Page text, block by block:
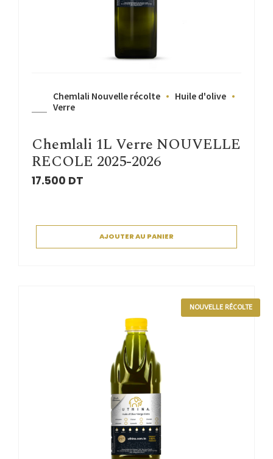
Chemlali Nouvelle récolte
Huile d'olive
Verre
Chemlali 1L Verre NOUVELLE
RECOLE 2025-2026
17.500 DT
AJOUTER AU PANIER
NOUVELLE RÉCOLTE